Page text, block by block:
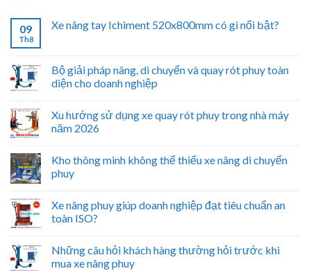
09
Th8
Xe nâng tay Ichiment 520x800mm có gì nổi bật?
Bộ giải pháp nâng, di chuyển và quay rót phuy toàn
diện cho doanh nghiệp
Xu hướng sử dụng xe quay rót phuy trong nhà máy
năm 2026
Kho thông minh không thể thiếu xe nâng di chuyển
phuy
Xe nâng phuy giúp doanh nghiệp đạt tiêu chuẩn an
toàn ISO?
Những câu hỏi khách hàng thường hỏi trước khi
mua xe nâng phuy